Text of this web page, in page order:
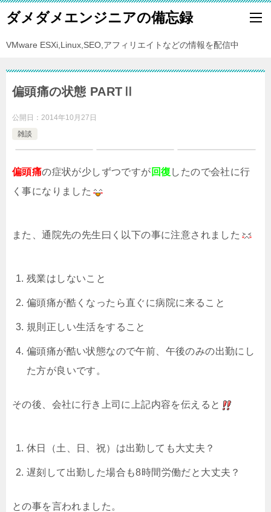
ダメダメエンジニアの備忘録
VMware ESXi,Linux,SEO,アフィリエイトなどの情報を配信中
偏頭痛の状態 PARTⅡ
公開日： 2014年10月27日
雑談
偏頭痛の症状が少しずつですが 回復 したので会社に行
く事になりました
また、通院先の先生曰く以下の事に注意されました
残業はしないこと
偏頭痛が酷くなったら直ぐに病院に来ること
規則正しい生活をすること
偏頭痛が酷い状態なので午前、午後のみの出勤にし
た方が良いです。
その後、会社に行き上司に上記内容を伝えると
休日（土、日、祝）は出勤しても大丈夫？
遅刻して出勤した場合も8時間労働だと大丈夫？
との事を言われました。